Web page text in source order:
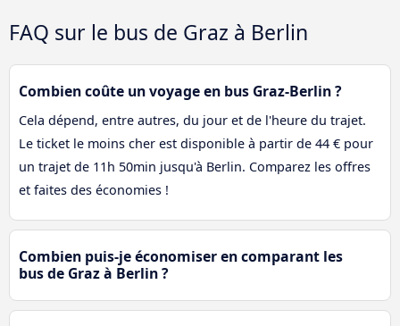
FAQ sur le bus de Graz à Berlin
Combien coûte un voyage en bus Graz-Berlin ?
Cela dépend, entre autres, du jour et de l'heure du trajet.
Le ticket le moins cher est disponible à partir de 44 € pour
un trajet de 11h 50min jusqu'à Berlin. Comparez les offres
et faites des économies !
Combien puis-je économiser en comparant les
bus de Graz à Berlin ?